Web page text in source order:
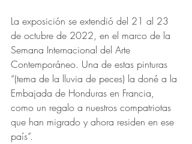
La exposición se extendió del 21 al 23
de octubre de 2022, en el marco de la
Semana Internacional del Arte
Contemporáneo. Una de estas pinturas
“(tema de la lluvia de peces) la doné a la
Embajada de Honduras en Francia,
como un regalo a nuestros compatriotas
que han migrado y ahora residen en ese
país”.